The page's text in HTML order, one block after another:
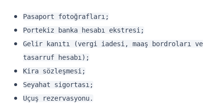
Pasaport fotoğrafları;
Portekiz banka hesabı ekstresi;
Gelir kanıtı (vergi iadesi, maaş bordroları ve
tasarruf hesabı);
Kira sözleşmesi;
Seyahat sigortası;
Uçuş rezervasyonu.